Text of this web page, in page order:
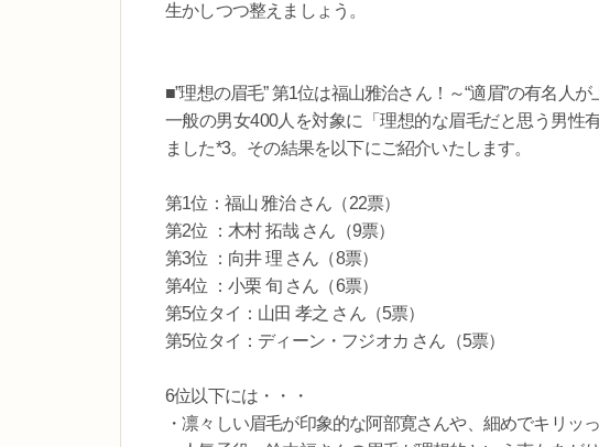
生かしつつ整えましょう。
■”理想の眉毛” 第1位は福山雅治さん！～“適眉”の有名人
一般の男女400人を対象に「理想的な眉毛だと思う男性
ました*3。その結果を以下にご紹介いたします。
第1位：福山 雅治 さん（22票）
第2位 ：木村 拓哉 さん（9票）
第3位 ：向井 理 さん（8票）
第4位 ：小栗 旬 さん（6票）
第5位タイ：山田 孝之 さん（5票）
第5位タイ：ディーン・フジオカ さん（5票）
6位以下には・・・
・凛々しい眉毛が印象的な阿部寛さんや、細めでキリッ